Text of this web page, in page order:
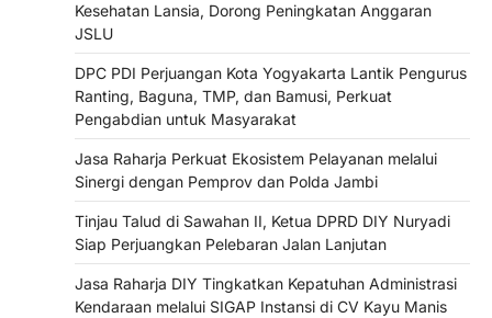
Kesehatan Lansia, Dorong Peningkatan Anggaran
JSLU
DPC PDI Perjuangan Kota Yogyakarta Lantik Pengurus
Ranting, Baguna, TMP, dan Bamusi, Perkuat
Pengabdian untuk Masyarakat
Jasa Raharja Perkuat Ekosistem Pelayanan melalui
Sinergi dengan Pemprov dan Polda Jambi
Tinjau Talud di Sawahan II, Ketua DPRD DIY Nuryadi
Siap Perjuangkan Pelebaran Jalan Lanjutan
Jasa Raharja DIY Tingkatkan Kepatuhan Administrasi
Kendaraan melalui SIGAP Instansi di CV Kayu Manis